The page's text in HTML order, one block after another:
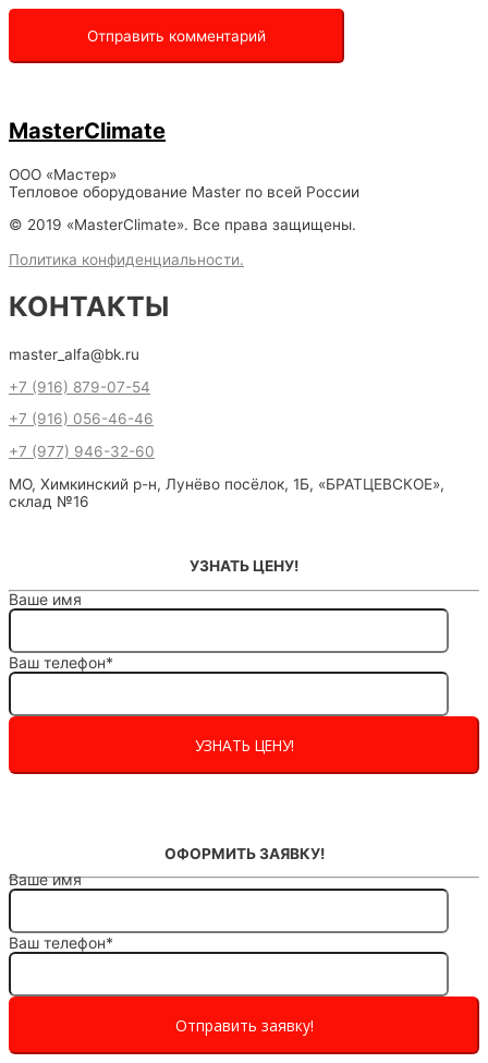
MasterClimate
ООО «Мастер»
Тепловое оборудование Master по всей России
© 2019 «MasterClimate». Все права защищены.
Политика конфиденциальности.
КОНТАКТЫ
master_alfa@bk.ru
+7 (916) 879-07-54
+7 (916) 056-46-46
+7 (977) 946-32-60
МО, Химкинский р-н, Лунёво посёлок, 1Б, «БРАТЦЕВСКОЕ»,
склад №16
УЗНАТЬ ЦЕНУ!
Ваше имя
Ваш телефон*
ОФОРМИТЬ ЗАЯВКУ!
Ваше имя
Ваш телефон*